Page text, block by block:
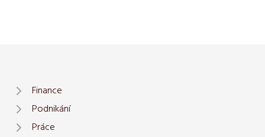
Finance
Podnikání
Práce